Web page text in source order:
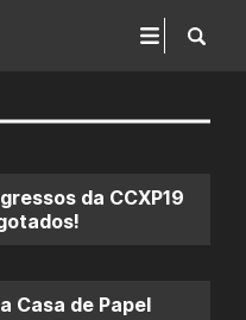
da CCXP19
Casa de Papel